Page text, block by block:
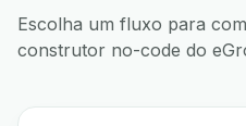
Escolha um fluxo para
construtor no-code do